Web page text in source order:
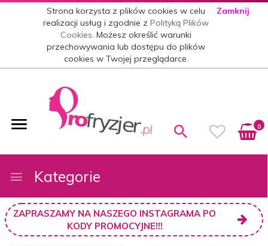
Strona korzysta z plików cookies w celu
realizacji usług i zgodnie zPolityką Plików
Cookies. Możesz określić warunki
przechowywania lub dostępu do plików
cookies w Twojej przeglądarce.
Zamknij
0
Kategorie
ZAPRASZAMY NA NASZEGO INSTAGRAMA PO
KODY PROMOCYJNE!!!